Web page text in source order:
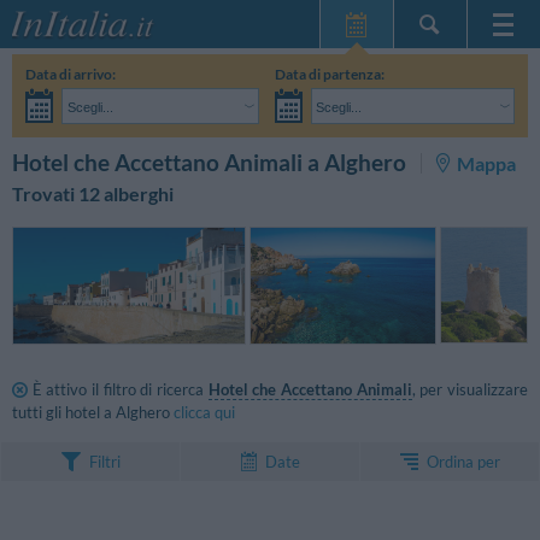
Home Page
Le mie Prenotazioni
InItalia Club
Data di arrivo:
Scegli...
Data di partenza:
Scegli...
Hotel che Accettano Animali a Alghero
Mappa
Trovati 12 alberghi
È attivo il filtro di ricerca Hotel che Accettano Animali, per visualizzare
tutti gli hotel a Algheroclicca qui
Filtri Date Ordina per